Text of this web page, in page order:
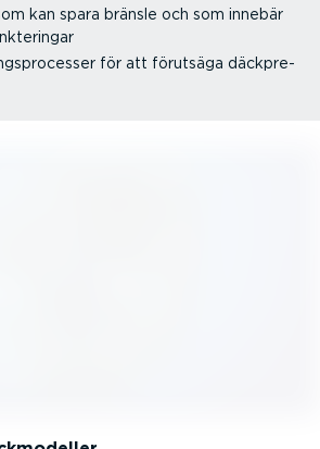
kan spara bränsle och som innebär
för att förutsäga däckpre­